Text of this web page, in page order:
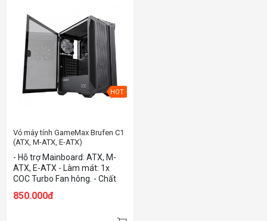
HOT
Vỏ máy tính GameMax Brufen C1
(ATX, M-ATX, E-ATX)
- Hỗ trợ Mainboard: ATX, M-
ATX, E-ATX - Làm mát: 1x
COC Turbo Fan hông. - Chất
Nhựa - Màu sắc: Black
850.000đ